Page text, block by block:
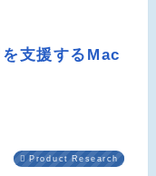
支援するMac
Product Research